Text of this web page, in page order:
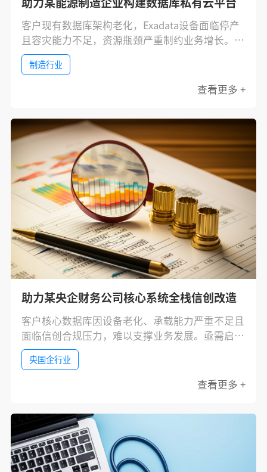
助力某能源制造企业构建数据库私有云平台
客户现有数据库架构老化，Exadata设备面临停产
且容灾能力不足，资源瓶颈严重制约业务增长。同
时，分散的异构数据库运维复杂、效率低下。亟需
构建统一平台，打破性能与管理瓶颈。
制造行业
查看更多 +
助力某央企财务公司核心系统全栈信创改造
客户核心数据库因设备老化、承载能力严重不足且
面临信创合规压力，难以支撑业务发展。亟需启动
升级改造工程，构建高性能、高可用、自主可控的
下一代数据库云平台。
央国企行业
查看更多 +